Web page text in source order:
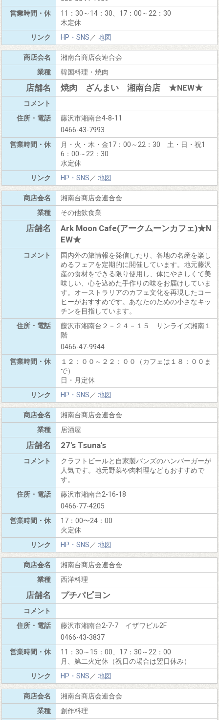
11：30～14：30、17：00～22：30
木定休
HP・SNS／ 地図
湘南台商店会連合会
韓国料理・焼肉
焼肉 ざんまい 湘南台店 ★NEW★
藤沢市湘南台4-8-11
0466-43-7993
月・火・木・金17：00～22：30 土・日・祝1
6：00～22：30
水定休
HP・SNS／ 地図
湘南台商店会連合会
その他飲食業
Ark Moon Cafe(アークムーンカフェ)★N
EW★
国内外の旅情報を発信したり、各地の名産を楽し
めるフェアを定期的に開催しています。地元藤沢
産の食材をできる限り使用し、体にやさしくて美
味しい、心を込めた手作りの味をお届けしていま
す。オーストラリアのカフェ文化を再現したコー
ヒーがおすすめです。あなたのための小さなキッ
チンを目指しています。
藤沢市湘南台２－２４－１５ サンライズ湘南１
階
0466-47-9944
１２：００～２２：００（カフェは１８：００ま
で）
日・月定休
HP・SNS／ 地図
湘南台商店会連合会
居酒屋
27's Tsuna's
クラフトビールと自家製バンズのハンバーガーが
人気です。地元野菜や肉料理などもおすすめで
す。
藤沢市湘南台2-16-18
0466-77-4205
17：00〜24：00
火定休
HP・SNS／ 地図
湘南台商店会連合会
西洋料理
プチパピヨン
藤沢市湘南台2-7-7 イザワビル2F
0466-43-3837
11：30～15：00、17：30～22：00
月、第二火定休（祝日の場合は翌日休み）
HP・SNS／ 地図
湘南台商店会連合会
創作料理